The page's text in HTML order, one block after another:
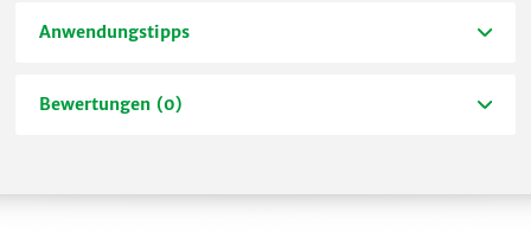
Anwendungstipps
Bewertungen (0)